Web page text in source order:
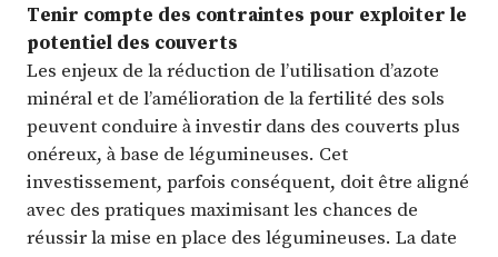
Tenir compte des contraintes pour exploiter le
potentiel des couverts
Les enjeux de la réduction de l’utilisation d’azote
minéral et de l’amélioration de la fertilité des sols
peuvent conduire à investir dans des couverts plus
onéreux, à base de légumineuses. Cet
investissement, parfois conséquent, doit être aligné
avec des pratiques maximisant les chances de
réussir la mise en place des légumineuses. La date